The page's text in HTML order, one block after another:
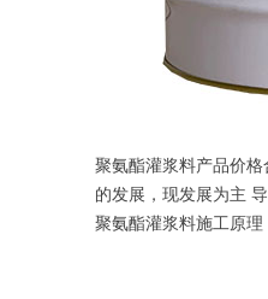
聚氨酯灌浆料产品价
的发展，现发展为主 导
聚氨酯灌浆料施工原